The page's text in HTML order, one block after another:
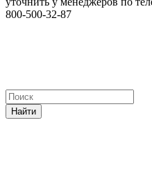
800-500-32-87
Найти